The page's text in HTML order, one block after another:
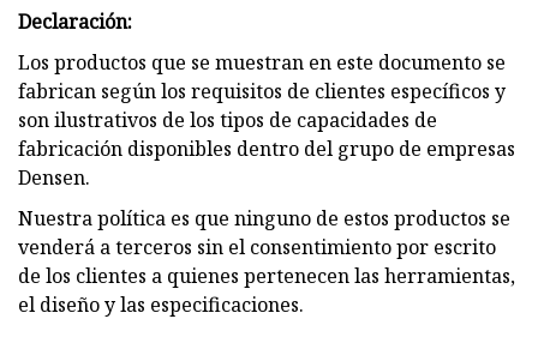
Declaración:
Los productos que se muestran en este documento se
fabrican según los requisitos de clientes específicos y
son ilustrativos de los tipos de capacidades de
fabricación disponibles dentro del grupo de empresas
Densen.
Nuestra política es que ninguno de estos productos se
venderá a terceros sin el consentimiento por escrito
de los clientes a quienes pertenecen las herramientas,
el diseño y las especificaciones.